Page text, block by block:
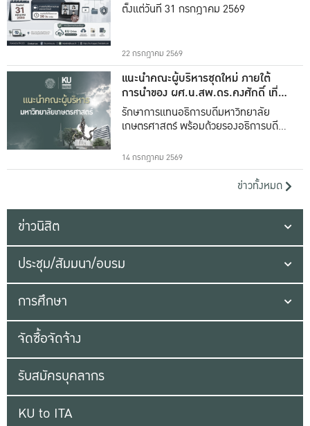
ตั้งแต่วันที่ 31 กรกฎาคม 2569
22 กรกฎาคม 2569
แนะนำคณะผู้บริหารชุดใหม่ ภายใต้
การนำของ ผศ.น.สพ.ดร.คงศักดิ์ เที่ยง
ธรรม
รักษาการแทนอธิการบดีมหาวิทยาลัย
เกษตรศาสตร์ พร้อมด้วยรองอธิการบดีทั้ง
14 กรกฎาคม 2569
ข่าวทั้งหมด
ข่าวนิสิต
ประชุม/สัมมนา/อบรม
การศึกษา
จัดซื้อจัดจ้าง
รับสมัครบุคลากร
KU to ITA